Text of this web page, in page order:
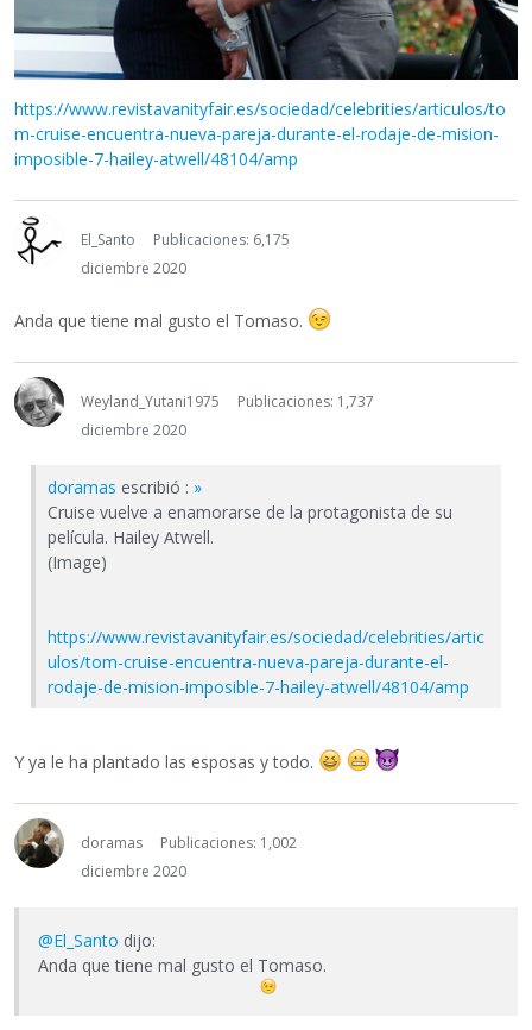
https://www.revistavanityfair.es/sociedad/celebrities/articulos/to
m-cruise-encuentra-nueva-pareja-durante-el-rodaje-de-mision-
imposible-7-hailey-atwell/48104/amp
El_Santo
Publicaciones: 6,175
diciembre 2020
Anda que tiene mal gusto el Tomaso.
Weyland_Yutani1975
Publicaciones: 1,737
diciembre 2020
doramas escribió : »
Cruise vuelve a enamorarse de la protagonista de su
película. Hailey Atwell.
(Image)
https://www.revistavanityfair.es/sociedad/celebrities/artic
ulos/tom-cruise-encuentra-nueva-pareja-durante-el-
rodaje-de-mision-imposible-7-hailey-atwell/48104/amp
Y ya le ha plantado las esposas y todo.
doramas
Publicaciones: 1,002
diciembre 2020
@El_Santo dijo:
Anda que tiene mal gusto el Tomaso.